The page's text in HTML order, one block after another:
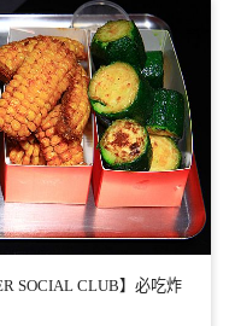
SOCIAL CLUB】必吃炸